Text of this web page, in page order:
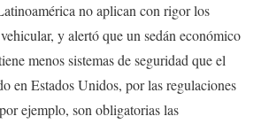
no aplican con rigor los
y alertó que un sedán económico
menos sistemas de seguridad que el
en Estados Unidos, por las regulaciones
ejemplo, son obligatorias las